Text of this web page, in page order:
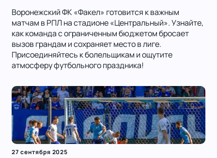
Воронежский ФК «Факел» готовится к важным
матчам в РПЛ на стадионе «Центральный». Узнайте,
как команда с ограниченным бюджетом бросает
вызов грандам и сохраняет место в лиге.
Присоединяйтесь к болельщикам и ощутите
атмосферу футбольного праздника!
27 сентября 2025